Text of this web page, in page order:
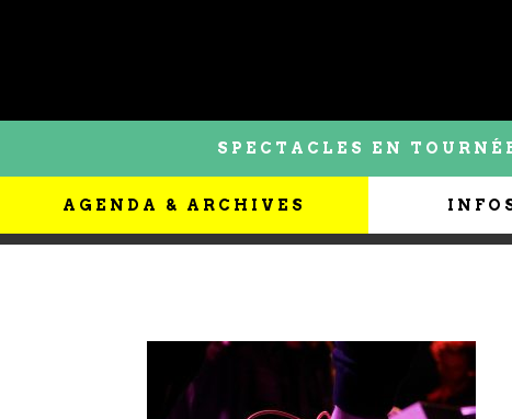
SPECTACLES EN
AGENDA & ARCHIVES